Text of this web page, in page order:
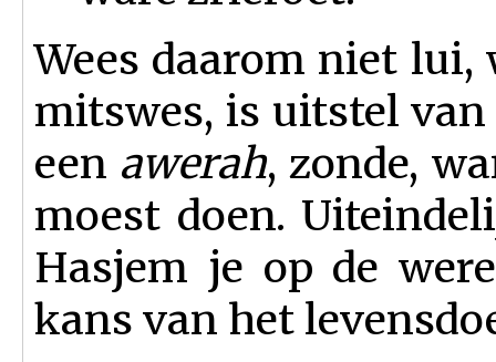
Wees daarom niet
mitswes, is uitstel
een awerah, zonde,
moest doen.
Hasjem je op de
kans van het